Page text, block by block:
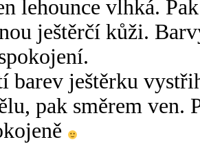
lehounce vlhká.
ještěrčí kůži.
barev ještěrku
pak směrem ven.